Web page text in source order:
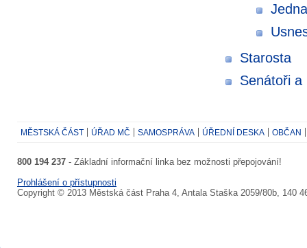
Starosta
Senátoři a
MĚSTSKÁ ČÁST ÚŘAD MČ SAMOSPRÁVA ÚŘEDNÍ DESKA OBČAN
800 194 237 - Základní informační linka bez možnosti přepojování!
Prohlášení o přístupnosti
Copyright © 2013 Městská část Praha 4, Antala Staška 2059/80b, 140